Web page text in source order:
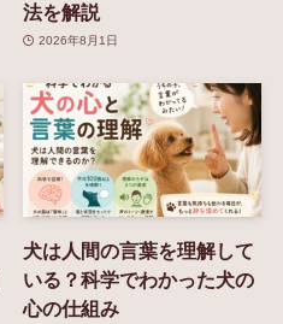
法を解説
2026年8月1日
犬は人間の言葉を理解して
いる？科学でわかった犬の
心の仕組み